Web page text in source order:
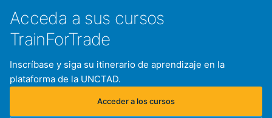
Acceda a sus cursos
TrainForTrade
Inscríbase y siga su itinerario de aprendizaje en la
plataforma de la UNCTAD.
Acceder a los cursos
(se abre en una nueva pestaña)